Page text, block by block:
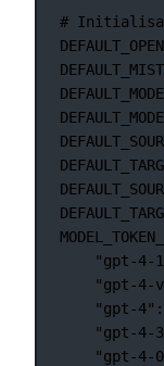
#
"gpt-4-
"gpt-4-
"gpt-4" :
"gpt-4-
"gpt-4-